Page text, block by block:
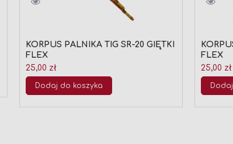
KORPUS PALNIKA TIG SR-20 GIĘTKI
FLEX
25,00 zł
Dodaj do koszyka
FLEX
25,00 zł